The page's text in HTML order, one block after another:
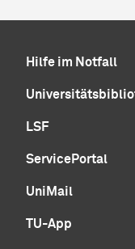
Hilfe im Notfall
LSF
ServicePortal
UniMail
TU-App